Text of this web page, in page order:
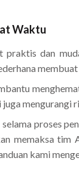
Waktu
dan
mengurangi
proses
memaksa tim
kami